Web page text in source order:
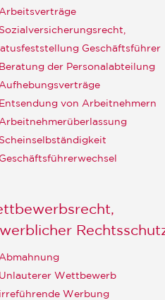
Arbeitsverträge
Sozialversicherungsrecht,
Geschäftsführer
Beratung der Personalabteilung
Aufhebungsverträge
Entsendung von Arbeitnehmern
Arbeitnehmerüberlassung
Scheinselbständigkeit
Geschäftsführerwechsel
Abmahnung
Unlauterer Wettbewerb
irreführende Werbung